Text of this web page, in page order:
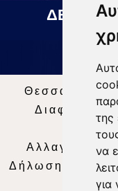
της
να
για
ΔΕΛΤΙΟ
Θεσσαλία
Διαφήμιση
Αλλαγή
Δήλωση